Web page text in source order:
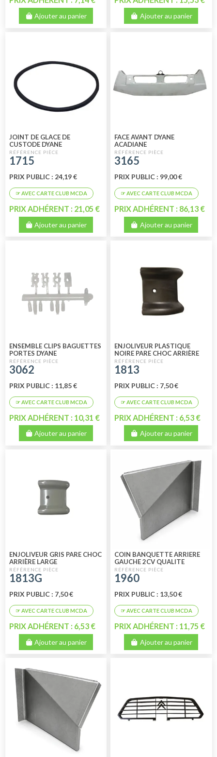
Ajouter au panier Ajouter au panier
JOINT DE GLACE DE
CUSTODE DYANE
1715
PRIX PUBLIC : 24,19 €
PRIX ADHÉRENT : 21,05 €
Ajouter au panier
FACE AVANT DYANE
ACADIANE
3165
PRIX PUBLIC : 99,00 €
PRIX ADHÉRENT : 86,13 €
Ajouter au panier
ENSEMBLE CLIPS BAGUETTES
PORTES DYANE
3062
PRIX PUBLIC : 11,85 €
PRIX ADHÉRENT : 10,31 €
Ajouter au panier
ENJOLIVEUR PLASTIQUE
NOIRE PARE CHOC ARRIÈRE
LARGE
1813
PRIX PUBLIC : 7,50 €
PRIX ADHÉRENT : 6,53 €
Ajouter au panier
ENJOLIVEUR GRIS PARE CHOC
ARRIÈRE LARGE
1813G
PRIX PUBLIC : 7,50 €
PRIX ADHÉRENT : 6,53 €
Ajouter au panier
COIN BANQUETTE ARRIERE
GAUCHE 2CV QUALITE
SUPERIEURE
1960
PRIX PUBLIC : 13,50 €
PRIX ADHÉRENT : 11,75 €
Ajouter au panier